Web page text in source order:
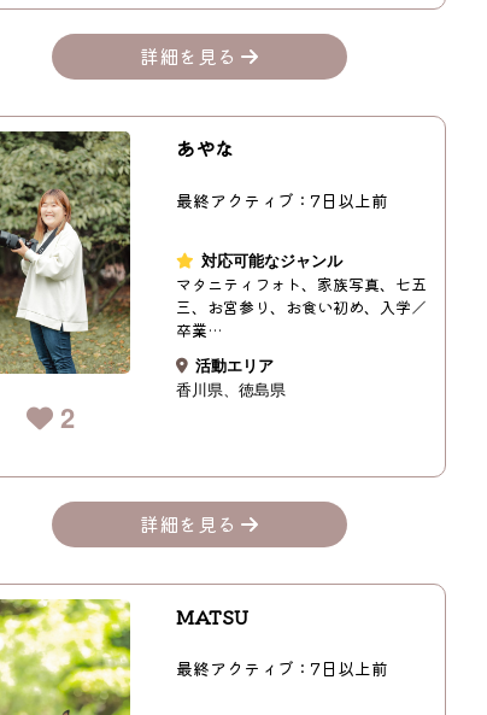
詳細を見る
2
あやな
最終アクティブ：7日以上前
対応可能なジャンル
マタニティフォト、家族写真、七五
三、お宮参り、お食い初め、入学／
卒業…
活動エリア
香川県
徳島県
詳細を見る
MATSU
最終アクティブ：7日以上前